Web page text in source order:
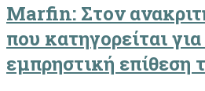
Marfin: Στον
που κατηγορείται
εμπρηστική επίθεση